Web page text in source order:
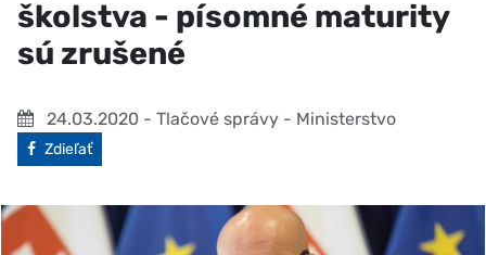
školstva - písomné maturity
sú zrušené
24.03.2020 - Tlačové správy - Ministerstvo
Facebook
Zdieľať